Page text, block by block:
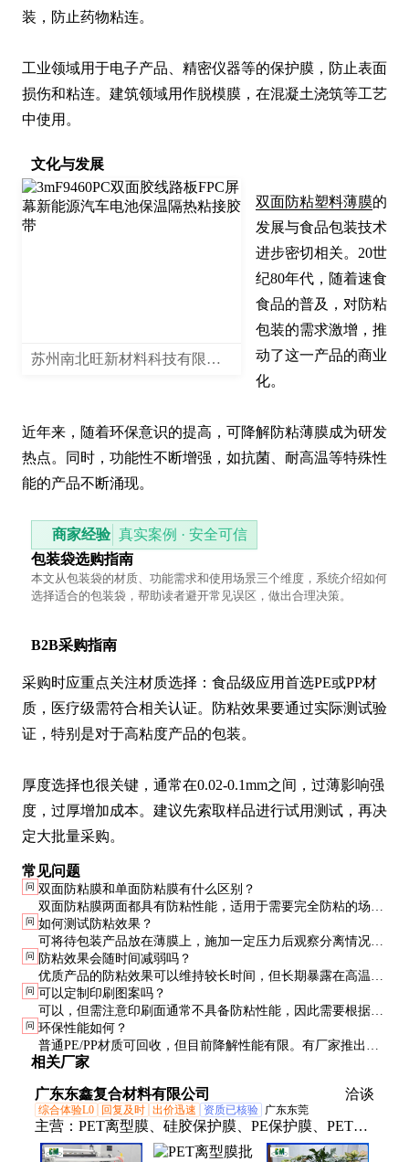
装，防止药物粘连。
工业领域用于电子产品、精密仪器等的保护膜，防止表面
损伤和粘连。建筑领域用作脱模膜，在混凝土浇筑等工艺
中使用。
文化与发展
苏州南北旺新材料科技有限公司
双面防粘塑料薄膜的
发展与食品包装技术
进步密切相关。20世
纪80年代，随着速食
食品的普及，对防粘
包装的需求激增，推
动了这一产品的商业
化。
近年来，随着环保意识的提高，可降解防粘薄膜成为研发
热点。同时，功能性不断增强，如抗菌、耐高温等特殊性
能的产品不断涌现。
商家经验 真实案例 · 安全可信
包装袋选购指南
本文从包装袋的材质、功能需求和使用场景三个维度，系统介绍如何
选择适合的包装袋，帮助读者避开常见误区，做出合理决策。
B2B采购指南
采购时应重点关注材质选择：食品级应用首选PE或PP材
质，医疗级需符合相关认证。防粘效果要通过实际测试验
证，特别是对于高粘度产品的包装。
厚度选择也很关键，通常在0.02-0.1mm之间，过薄影响强
度，过厚增加成本。建议先索取样品进行试用测试，再决
定大批量采购。
常见问题
问 双面防粘膜和单面防粘膜有什么区别？
双面防粘膜两面都具有防粘性能，适用于需要完全防粘的场
合；单面防粘膜只有一面防粘，另一面可印刷或粘合，适用于
特定需求。
问 如何测试防粘效果？
可将待包装产品放在薄膜上，施加一定压力后观察分离情况。
也可参考行业标准测试方法，如剥离力测试等。
问
防粘效果会随时间减弱吗？
优质产品的防粘效果可以维持较长时间，但长期暴露在高温、
紫外线等环境下可能会影响性能。
问 可以定制印刷图案吗？
可以，但需注意印刷面通常不具备防粘性能，因此需要根据实
际使用需求确定印刷方案。
问 环保性能如何？
普通PE/PP材质可回收，但目前降解性能有限。有厂家推出可
降解防粘膜，但成本较高。
相关厂家
广东东鑫复合材料有限公司 洽谈
综合体验L0 回复及时 出价迅速 资质已核验 广东东莞
主营： PET离型膜、硅胶保护膜、PE保护膜、PET保
护膜、离型纸、硅油纸、淋膜纸、PET膜、离型膜、